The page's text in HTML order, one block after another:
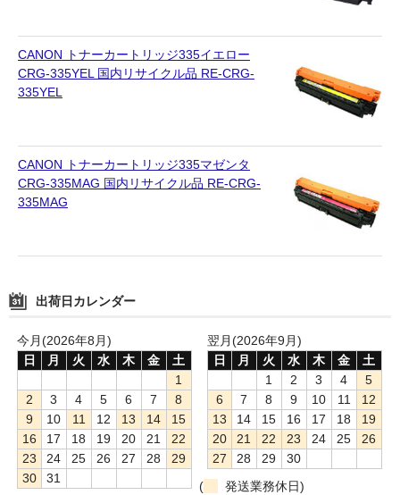
CANON トナーカートリッジ335イエロー
CRG-335YEL 国内リサイクル品 RE-CRG-
335YEL
CANON トナーカートリッジ335マゼンタ
CRG-335MAG 国内リサイクル品 RE-CRG-
335MAG
出荷日カレンダー
今月(2026年8月)
日
月 火 水 木 金
土
1
2
3 4 5 6 7
8
9
10 11 12 13 14
15
16
17 18 19 20 21
22
23
24 25 26 27 28
29
30
31
翌月(2026年9月)
日
月 火 水 木 金
土
1
2 3 4
5
6
7 8 9 10 11
12
13
14 15 16 17 18
19
20
21 22 23 24 25
26
27
28 29
30
(
発送業務休日)